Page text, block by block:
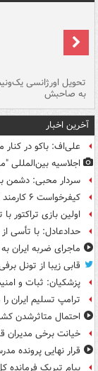
تحویل اورژانسی
به صاحبش
آخرین اخبار
علی‌اف: باکو در کنار
اجلاسیه بین‌المللی
سردار محبی: دشمن به
کیفرخواست ۶ کارمند گرمساری در پرونده اختلاس صادر شد
اولین بازی تراکتور
حدادعادل: با تأسی
ماجرای ضربه ایران
قابی زیبا از تونل
پزشکیان: ثبات و
ترامپ تسلیم ایران
احتمال متاثرشدن
خیانت برخی مدیران
قرار نهایی پرونده
پیام تبریک